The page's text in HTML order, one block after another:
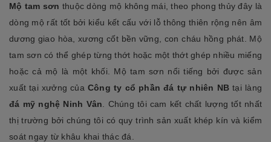
Mộ tam sơn thuộc dòng mộ không mái, theo phong thủy đây là
dòng mộ rất tốt bởi kiểu kết cấu với lỗ thông thiên rộng nên âm
dương giao hòa, xương cốt bền vững, con cháu hồng phát. Mộ
tam sơn có thể ghép từng thớt hoặc một thớt ghép nhiều miếng
hoặc cả mộ là một khối. Mộ tam sơn nổi tiếng bởi được sản
xuất tại xưởng của Công ty cổ phần đá tự nhiên NB tại làng
đá mỹ nghệ Ninh Vân . Chúng tôi cam kết chất lượng tốt nhất
thị trường bởi chúng tôi có quy trình sản xuất khép kín và kiểm
soát ngay từ khâu khai thác đá.